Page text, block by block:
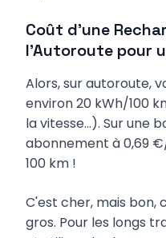
Coût d'une
l'Autoroute pour
Alors, sur autoroute,
environ 20 kWh/100
la vitesse...). Sur une
abonnement à 0,69
100 km !
C'est cher, mais bon,
gros. Pour les longs